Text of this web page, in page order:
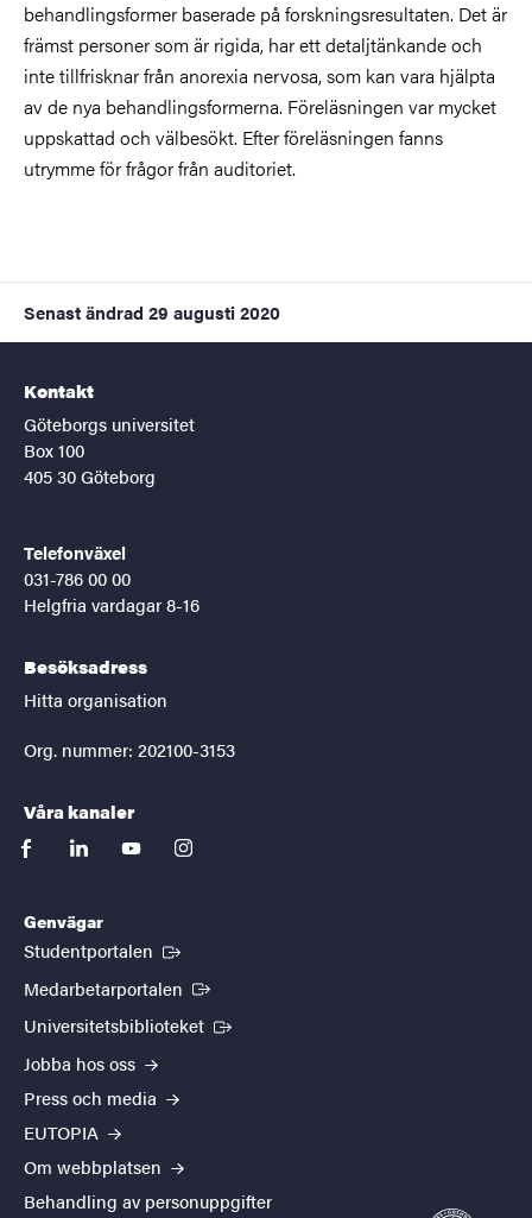
behandlingsformer baserade på forskningsresultaten. Det är
främst personer som är rigida, har ett detaljtänkande och
inte tillfrisknar från anorexia nervosa, som kan vara hjälpta
av de nya behandlingsformerna. Föreläsningen var mycket
uppskattad och välbesökt. Efter föreläsningen fanns
utrymme för frågor från auditoriet.
Senast ändrad 29 augusti 2020
Kontakt
Göteborgs universitet
Box 100
405 30 Göteborg
Telefonväxel
031-786 00 00
Helgfria vardagar 8-16
Besöksadress
Hitta organisation
Org. nummer: 202100-3153
Våra kanaler
facebooklinkedinyoutubeinstagram
Genvägar
Studentportalen (Extern länk)
Medarbetarportalen (Extern länk)
Universitetsbiblioteket (Extern länk)
Jobba hos oss
Press och media
EUTOPIA
Om webbplatsen
Behandling av personuppgifter